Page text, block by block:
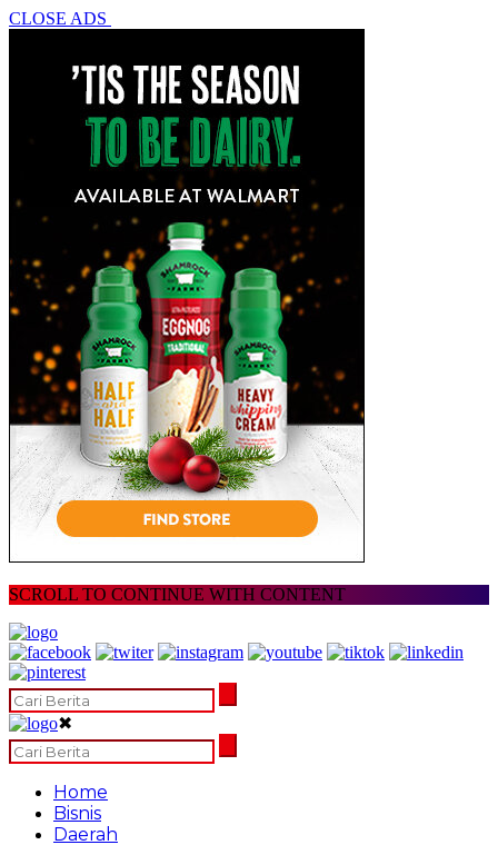
CLOSE ADS
SCROLL TO CONTINUE WITH CONTENT
✖
Home
Bisnis
Daerah